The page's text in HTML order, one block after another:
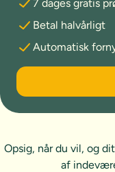
7 dages gratis
Betal halvårligt
Automatisk
6 måneder
Opsig, når du vil, og
af